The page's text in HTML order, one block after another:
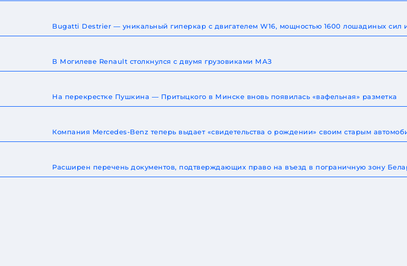
Bugatti Destrier — уникальный гиперкар с двигателем W16, мощностью 1600 лошадиных сил
В Могилеве Renault столкнулся с двумя грузовиками МАЗ
На перекрестке Пушкина — Притыцкого в Минске вновь появилась «вафельная» разметка
Компания Mercedes-Benz теперь выдает «свидетельства о рождении» своим старым
Расширен перечень документов, подтверждающих право на въезд в пограничную зону